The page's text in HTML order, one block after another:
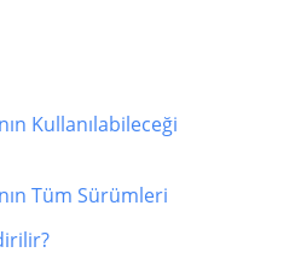
Kullanılabileceği
Tüm Sürümleri